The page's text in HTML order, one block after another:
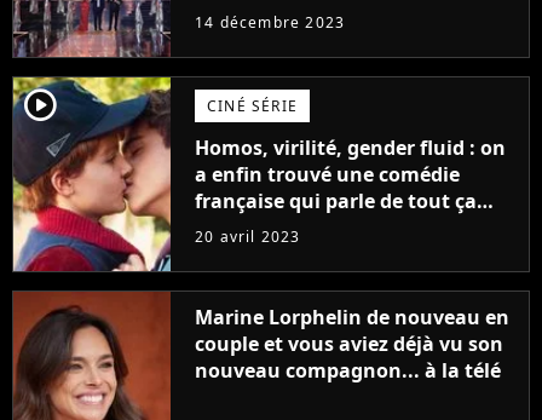
14 décembre 2023
player2 CINÉ SÉRIE
Homos, virilité, gender fluid : on
a enfin trouvé une comédie
française qui parle de tout ça
sans être super ringarde
20 avril 2023
Marine Lorphelin de nouveau en
couple et vous aviez déjà vu son
nouveau compagnon... à la télé